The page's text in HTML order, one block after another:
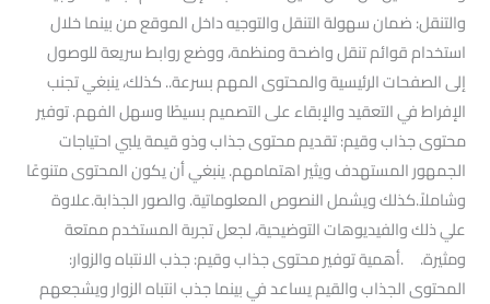
والتنقل: ضمان سهولة التنقل والتوجيه داخل الموقع من بينما خلال
استخدام قوائم تنقل واضحة ومنظمة، ووضع روابط سريعة للوصول
إلى الصفحات الرئيسية والمحتوى المهم بسرعة.. كذلك، ينبغي تجنب
الإفراط في التعقيد والإبقاء على التصميم بسيطًا وسهل الفهم. توفير
محتوى جذاب وقيم: تقديم محتوى جذاب وذو قيمة يلبي احتياجات
الجمهور المستهدف ويثير اهتمامهم. ينبغي أن يكون المحتوى متنوعًا
وشاملاً.كذلك ويشمل النصوص المعلوماتية. والصور الجذابة.علاوة
علي ذلك والفيديوهات التوضيحية، لجعل تجربة المستخدم ممتعة
ومثيرة. .أهمية توفير محتوى جذاب وقيم: جذب الانتباه والزوار:
المحتوى الجذاب والقيم يساعد في بينما جذب انتباه الزوار ويشجعهم